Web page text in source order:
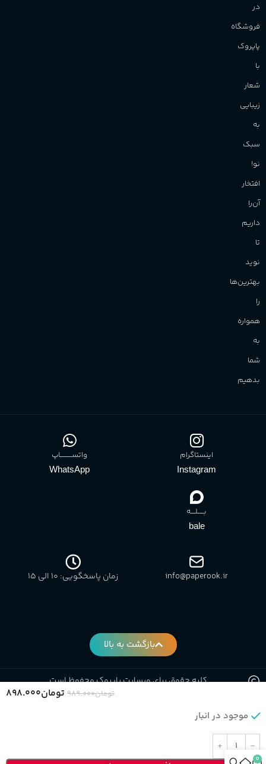
تومان۹۸۹.۰۰۰ تومان۸۹۸.۰۰۰
موجود در انبار
در
فروشگاه
پاپروک
با
شعار
زیبایی
به
سبک
نو!
افتخار
آن‌را
داریم
تا
نوید
بهترین‌ها
را
همواره
به
شما
بدهیم
اینستاگرام
Instagram
واتســــــــــاپ
WhatsApp
بـــــلــــه
bale
info@paperook.ir زمان پاسخگویی: 10 الی ۱5
بازگشت به بالا
کلیه حقوق برای وبسایت پاپروک محفوظ است.
0